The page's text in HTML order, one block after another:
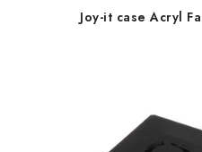
Joy-it case Acryl